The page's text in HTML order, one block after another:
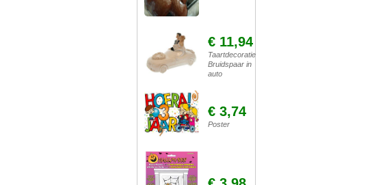
€ 11,94
Taartdecoratie
Bruidspaar in
auto
€ 3,74
Poster